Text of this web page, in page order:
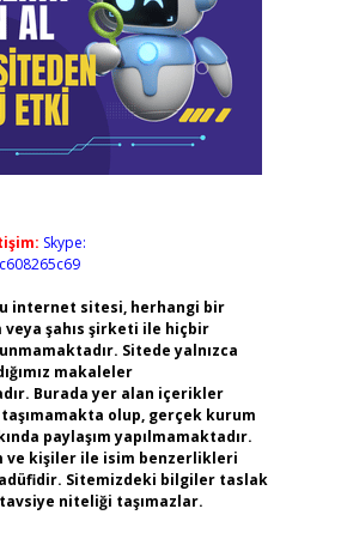
Skype:
internet sitesi, herhangi bir
şahıs şirketi ile hiçbir
Sitede yalnızca
makaleler
Burada yer alan içerikler
olup, gerçek kurum
paylaşım yapılmamaktadır.
ve kişiler ile isim benzerlikleri
Sitemizdeki bilgiler taslak
niteliği taşımazlar.